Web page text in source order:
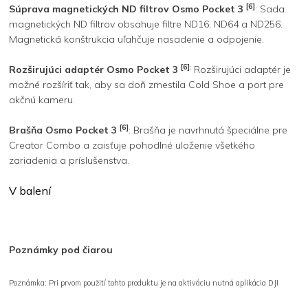
Súprava magnetických ND filtrov Osmo Pocket 3 [6]: Sada
magnetických ND filtrov obsahuje filtre ND16, ND64 a ND256.
Magnetická konštrukcia uľahčuje nasadenie a odpojenie.
Rozširujúci adaptér Osmo Pocket 3 [6]: Rozširujúci adaptér je
možné rozšíriť tak, aby sa doň zmestila Cold Shoe a port pre
akčnú kameru.
Brašňa Osmo Pocket 3 [6]: Brašňa je navrhnutá špeciálne pre
Creator Combo a zaisťuje pohodlné uloženie všetkého
zariadenia a príslušenstva.
V balení
Poznámky pod čiarou
Poznámka: Pri prvom použití tohto produktu je na aktiváciu nutná aplikácia DJI